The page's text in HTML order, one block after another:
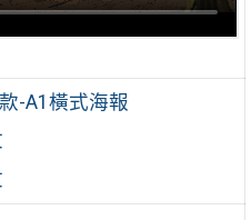
-A1橫式海報